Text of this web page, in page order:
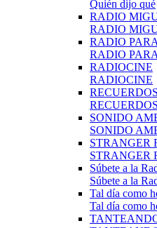
Quién dijo qué
RADIO
RADIO
RADIO
RADIO
RADIOCINE
RADIOCINE
SONIDO
SONIDO
STRANGER
STRANGER
Súbete a la
Súbete a la
Tal día como
Tal día como